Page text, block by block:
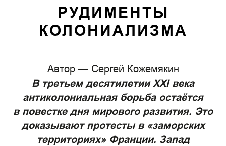
РУДИМЕНТЫ
КОЛОНИАЛИЗМА
Автор — Сергей Кожемякин
В третьем десятилетии XXI века
антиколониальная борьба остаётся
в повестке дня мирового развития. Это
доказывают протесты в «заморских
территориях» Франции. Запад